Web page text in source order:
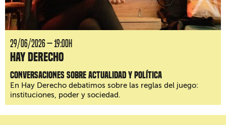
29/06/2026 — 19:00H
Hay Derecho
Conversaciones sobre actualidad y política
En Hay Derecho debatimos sobre las reglas del juego:
instituciones, poder y sociedad.